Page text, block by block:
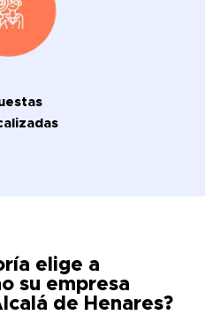
elige a
su empresa
de Henares?